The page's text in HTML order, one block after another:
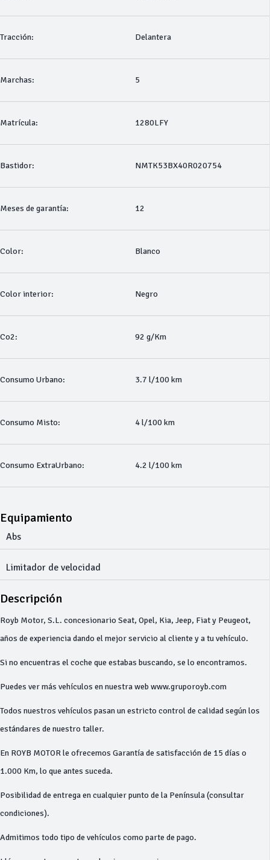
Tracción: Delantera
Marchas: 5
Matrícula: 1280LFY
Bastidor: NMTK53BX40R020754
Meses de garantía: 12
Color: Blanco
Color interior: Negro
Co2: 92 g/Km
Consumo Urbano: 3.7 l/100 km
Consumo Misto: 4 l/100 km
Consumo ExtraUrbano: 4.2 l/100 km
Equipamiento
Abs
Limitador de velocidad
Descripción
Royb Motor, S.L. concesionario Seat, Opel, Kia, Jeep, Fiat y Peugeot,
años de experiencia dando el mejor servicio al cliente y a tu vehículo.
Si no encuentras el coche que estabas buscando, se lo encontramos.
Puedes ver más vehículos en nuestra web www.gruporoyb.com
Todos nuestros vehículos pasan un estricto control de calidad según los
estándares de nuestro taller.
En ROYB MOTOR le ofrecemos Garantía de satisfacción de 15 días o
1.000 Km, lo que antes suceda.
Posibilidad de entrega en cualquier punto de la Península (consultar
condiciones).
Admitimos todo tipo de vehículos como parte de pago.